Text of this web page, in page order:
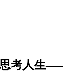
考人生